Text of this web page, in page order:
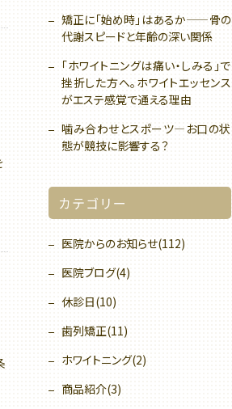
矯正に「始め時」はあるか——骨の
代謝スピードと年齢の深い関係
「ホワイトニングは痛い・しみる」で
挫折した方へ。ホワイトエッセンス
がエステ感覚で通える理由
噛み合わせとスポーツ—お口の状
態が競技に影響する？
カテゴリー
医院からのお知らせ(112)
医院ブログ(4)
休診日(10)
歯列矯正(11)
ホワイトニング(2)
商品紹介(3)